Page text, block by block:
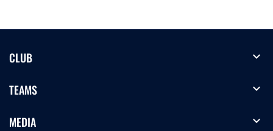
CLUB expand_more
TEAMS expand_more
MEDIA expand_more